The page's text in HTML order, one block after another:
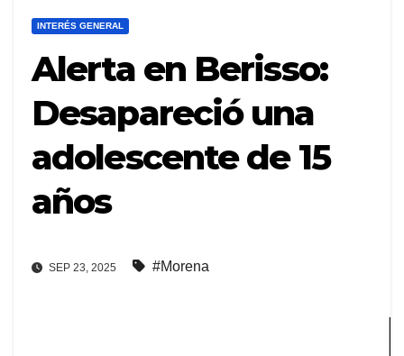
INTERÉS GENERAL
Alerta en Berisso:
Desapareció una
adolescente de 15
años
SEP 23, 2025 #Morena